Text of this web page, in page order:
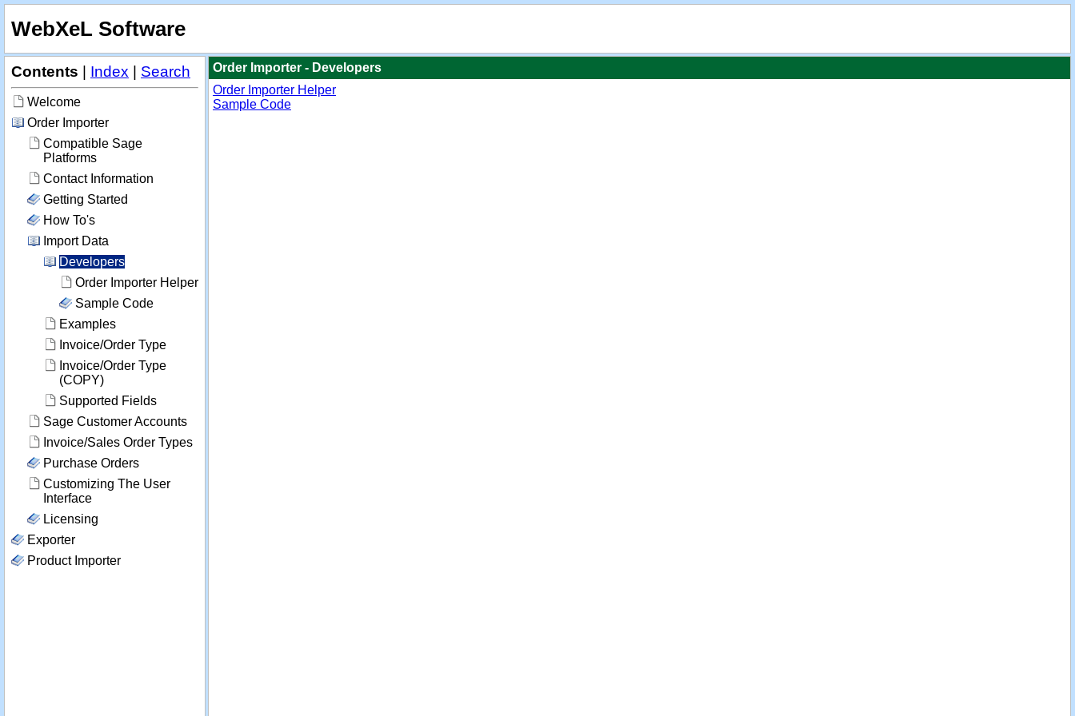
WebXeL Software